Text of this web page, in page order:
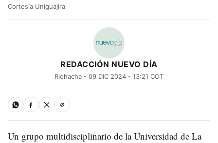
Cortesía Uniguajira
REDACCIÓN NUEVO DÍA
Riohacha - 09 DIC 2024 - 13:21 COT
Un grupo multidisciplinario de la Universidad de La